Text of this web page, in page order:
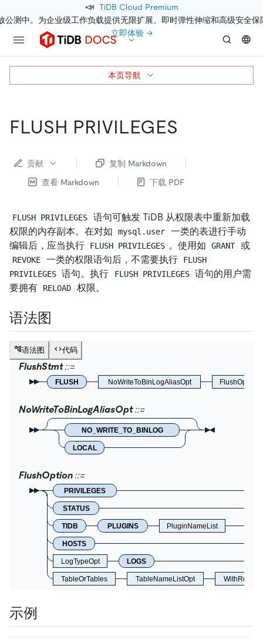
📣 TiDB Cloud Premium
公测中。为企业级工作负载提供无限扩展、即时弹性伸缩和高级安全保
立即体验 →
FLUSH PRIVILEGES
贡献
复制 Markdown
查看 Markdown
下载 PDF
FLUSH PRIVILEGES
语句可触发 TiDB 从权限表中重新加载
权限的内存副本。在对如
mysql.user
一类的表进行手动
编辑后，应当执行
FLUSH PRIVILEGES 。使用如 GRANT 或
REVOKE 一类的权限语句后，不需要执行
FLUSH
PRIVILEGES 语句。执行 FLUSH PRIVILEGES 语句的用户需
要拥有
RELOAD 权限。
语法图
语法图 代码
FlushStmt
FLUSH NoWriteToBinLogAliasOpt FlushOption
NoWriteToBinLogAliasOpt
NO_WRITE_TO_BINLOG
LOCAL
FlushOption
PRIVILEGES
STATUS
TIDB PLUGINS PluginNameList
HOSTS
LogTypeOpt LOGS
TableOrTables TableNameListOpt
示例
本页导航